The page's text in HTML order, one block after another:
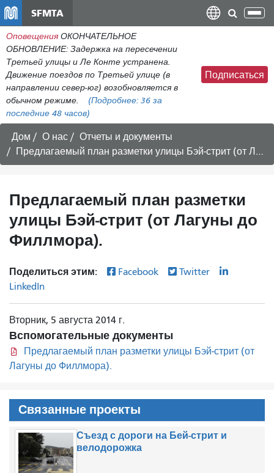
содержанию
SFMTA
Оповещения ОКОНЧАТЕЛЬНОЕ
ОБНОВЛЕНИЕ: Задержка на пересечении
Третьей улицы и Ле Конте устранена.
Движение поездов по Третьей улице (в
направлении север-юг) возобновляется в
обычном режиме.
(Подробнее: 36 за
последние 48 часов)
Подписаться
Дом О нас
Отчеты и документы
Предлагаемый план разметки улицы Бэй-стрит (от Лагуны до Филлмора).
Предлагаемый план разметки
улицы Бэй-стрит (от Лагуны до
Филлмора).
Поделиться этим: Facebook
Twitter
LinkedIn
Вторник, 5 августа 2014 г.
Вспомогательные документы
Предлагаемый план разметки улицы Бэй-стрит (от
Лагуны до Филлмора).
Связанные проекты
Съезд с дороги на Бей-стрит и
велодорожка